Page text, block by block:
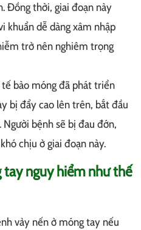
Đồng thời, giai đoạn này
khuẩn dễ dàng xâm nhập
trở nên nghiêm trọng
bào móng đã phát triển
bị đẩy cao lên trên, bắt đầu
bệnh sẽ bị đau đớn,
chịu ở giai đoạn này.
tay nguy hiểm như thế
vảy nến ở móng tay nếu